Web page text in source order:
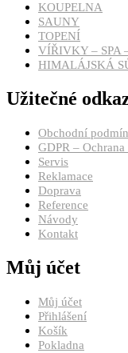
KOUPELNA
SAUNY
TOPENÍ
VÍŘIVKY – SPA
HIMALÁJSKÁ
Užitečné
Obchodní
GDPR –
Servis
Reklamace
Doprava
Reference
Návody
Kontakt
Můj účet
Můj účet
Přihlášení
Košík
Pokladna